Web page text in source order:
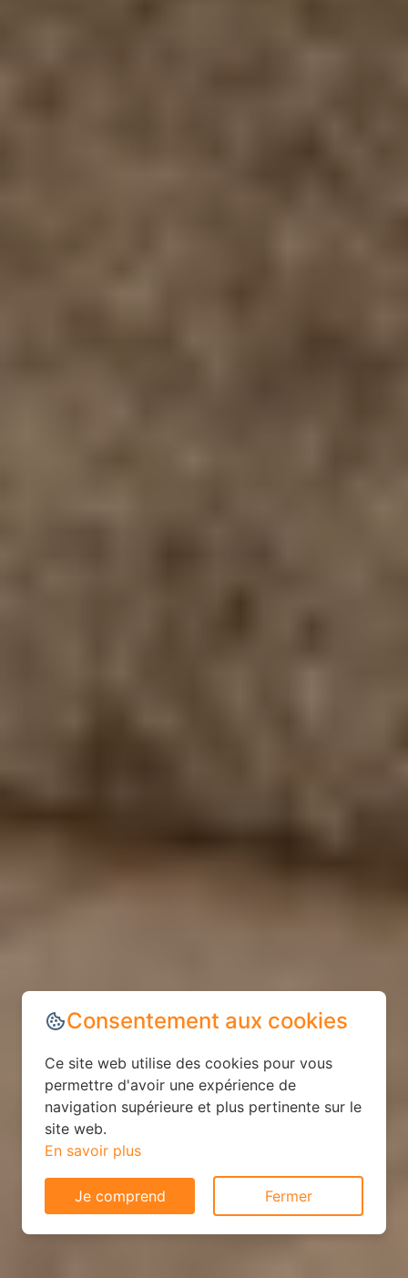
Consentement aux cookies
Ce site web utilise des cookies pour vous
permettre d'avoir une expérience de
navigation supérieure et plus pertinente sur le
site web.
En savoir plus
Je comprend Fermer